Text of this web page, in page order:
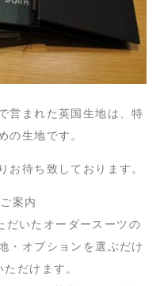
営まれた英国生地は、特
の生地です。
お待ち致しております。
案内
いたオーダースーツの
・オプションを選ぶだけ
だけます。